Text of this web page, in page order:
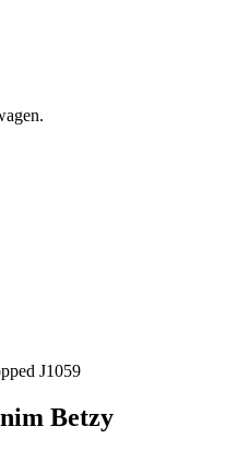
J1059
Betzy